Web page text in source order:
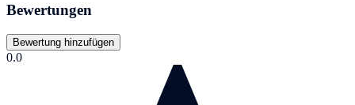
Bewertungen
Bewertung hinzufügen
0.0